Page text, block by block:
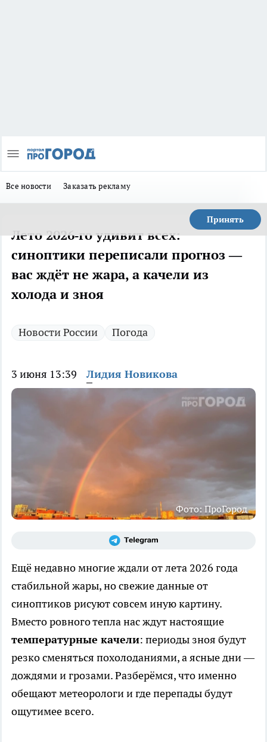
Все новости Заказать рекламу
Принять
Лето 2026‑го удивит всех:
синоптики переписали прогноз —
вас ждёт не жара, а качели из
холода и зноя
Новости России Погода
3 июня 13:39 Лидия Новикова
Фото: ПроГород
Ещё недавно многие ждали от лета 2026 года
стабильной жары, но свежие данные от
синоптиков рисуют совсем иную картину.
Вместо ровного тепла нас ждут настоящие
температурные качели: периоды зноя будут
резко сменяться похолоданиями, а ясные дни —
дождями и грозами. Разберёмся, что именно
обещают метеорологи и где перепады будут
ощутимее всего.